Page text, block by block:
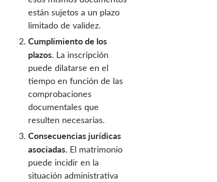
están sujetos a un plazo
limitado de validez.
Cumplimiento de los
plazos. La inscripción
puede dilatarse en el
tiempo en función de las
comprobaciones
documentales que
resulten necesarias.
Consecuencias jurídicas
asociadas. El matrimonio
puede incidir en la
situación administrativa